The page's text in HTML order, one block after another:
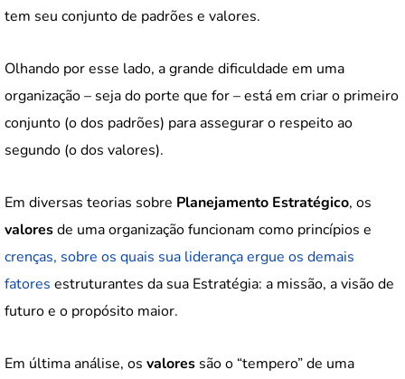
tem seu conjunto de padrões e valores.
Olhando por esse lado, a grande dificuldade em uma
organização – seja do porte que for – está em criar o primeiro
conjunto (o dos padrões) para assegurar o respeito ao
segundo (o dos valores).
Em diversas teorias sobre Planejamento Estratégico, os
valoresde uma organização funcionam como princípios e
crenças, sobre os quais sua liderança ergue os demais
fatores estruturantes da sua Estratégia: a missão, a visão de
futuro e o propósito maior.
Em última análise, os valores são o “tempero” de uma